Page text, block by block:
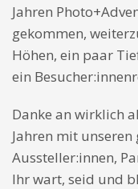
Jahren
gekommen,
Höhen, ein paar
ein
Danke an wirklich
Jahren mit unseren
Aussteller:innen,
Ihr wart, seid und